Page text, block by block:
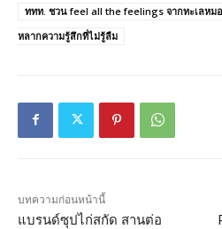
ททท. ชวน feel all the feelings จากทะเลหม
หลากความรู้สึกที่ไม่รู้ลืม
บทความก่อนหน้านี้
แบรนด์ซุปไก่สกัด สานต่อ